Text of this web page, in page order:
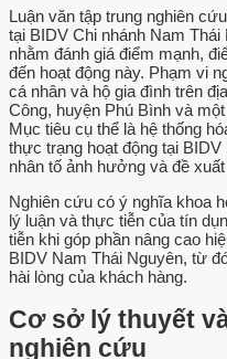
Luận văn tập trung nghiên
tại BIDV Chi nhánh Nam Thái
nhằm đánh giá điểm mạnh,
đến hoạt động này. Phạm vi
cá nhân và hộ gia đình trên
Công, huyện Phú Bình và
Mục tiêu cụ thể là hệ thống
thực trạng hoạt động tại
nhân tố ảnh hưởng và đề
Nghiên cứu có ý nghĩa khoa
lý luận và thực tiễn của tín
tiễn khi góp phần nâng cao
BIDV Nam Thái Nguyên, từ
hài lòng của khách hàng.
Cơ sở lý thuyết
nghiên cứu